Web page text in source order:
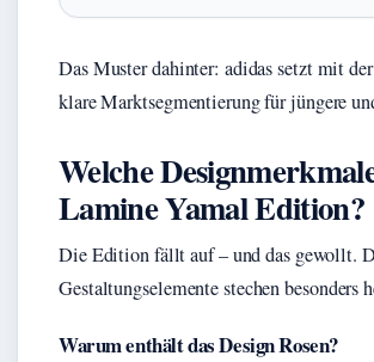
Das Muster dahinter: adidas setzt mit
klare Marktsegmentierung für jüngere
Welche
Lamine Yamal Edition?
Die Edition fällt auf – und das gewollt.
Gestaltungselemente stechen besonders
Warum enthält das Design Rosen?